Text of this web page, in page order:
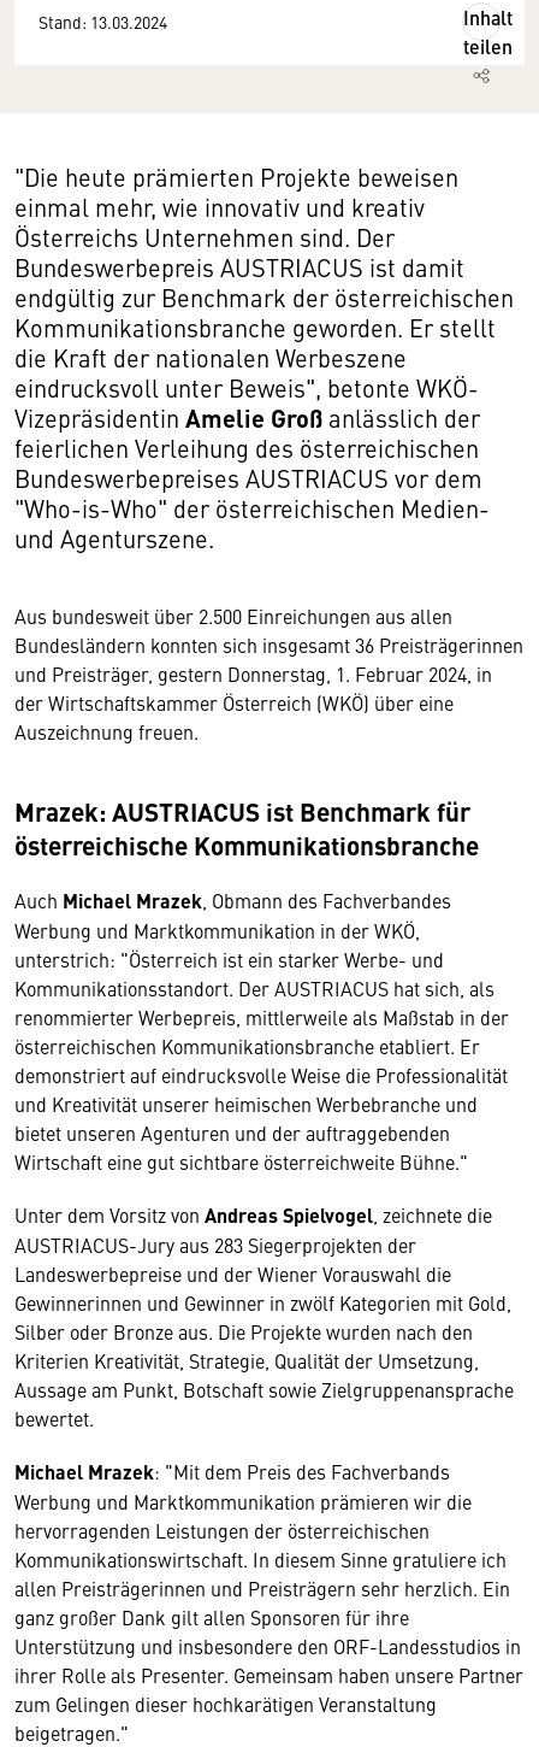
Stand: 13.03.2024
Inhalt
teilen
"Die heute prämierten Projekte beweisen
einmal mehr, wie innovativ und kreativ
Österreichs Unternehmen sind. Der
Bundeswerbepreis AUSTRIACUS ist damit
endgültig zur Benchmark der österreichischen
Kommunikationsbranche geworden. Er stellt
die Kraft der nationalen Werbeszene
eindrucksvoll unter Beweis", betonte WKÖ-
Vizepräsidentin Amelie Groß anlässlich der
feierlichen Verleihung des österreichischen
Bundeswerbepreises AUSTRIACUS vor dem
"Who-is-Who" der österreichischen Medien-
und Agenturszene.
Aus bundesweit über 2.500 Einreichungen aus allen
Bundesländern konnten sich insgesamt 36 Preisträgerinnen
und Preisträger, gestern Donnerstag, 1. Februar 2024, in
der Wirtschaftskammer Österreich (WKÖ) über eine
Auszeichnung freuen.
Mrazek: AUSTRIACUS ist Benchmark für
österreichische Kommunikationsbranche
Auch Michael Mrazek , Obmann des Fachverbandes
Werbung und Marktkommunikation in der WKÖ,
unterstrich: "Österreich ist ein starker Werbe- und
Kommunikationsstandort. Der AUSTRIACUS hat sich, als
renommierter Werbepreis, mittlerweile als Maßstab in der
österreichischen Kommunikationsbranche etabliert. Er
demonstriert auf eindrucksvolle Weise die Professionalität
und Kreativität unserer heimischen Werbebranche und
bietet unseren Agenturen und der auftraggebenden
Wirtschaft eine gut sichtbare österreichweite Bühne."
Unter dem Vorsitz von Andreas Spielvogel , zeichnete die
AUSTRIACUS-Jury aus 283 Siegerprojekten der
Landeswerbepreise und der Wiener Vorauswahl die
Gewinnerinnen und Gewinner in zwölf Kategorien mit Gold,
Silber oder Bronze aus. Die Projekte wurden nach den
Kriterien Kreativität, Strategie, Qualität der Umsetzung,
Aussage am Punkt, Botschaft sowie Zielgruppenansprache
bewertet.
Michael Mrazek: "Mit dem Preis des Fachverbands
Werbung und Marktkommunikation prämieren wir die
hervorragenden Leistungen der österreichischen
Kommunikationswirtschaft. In diesem Sinne gratuliere ich
allen Preisträgerinnen und Preisträgern sehr herzlich. Ein
ganz großer Dank gilt allen Sponsoren für ihre
Unterstützung und insbesondere den ORF-Landesstudios in
ihrer Rolle als Presenter. Gemeinsam haben unsere Partner
zum Gelingen dieser hochkarätigen Veranstaltung
beigetragen."
Wir benötigen Ihre Zustimmung
Hier würden wir Ihnen gerne einen externen
Inhalt anzeigen. Dafür benötigen wir allerdings
Ihre Zustimmung, da Ihr Browser